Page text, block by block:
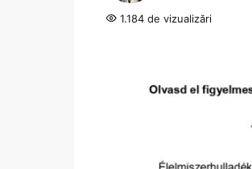
1.184 de vizualizări